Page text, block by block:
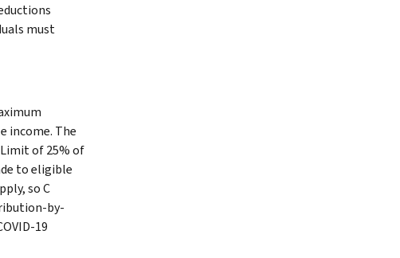
must
income. The
of 25% of
to eligible
so C
by-
19